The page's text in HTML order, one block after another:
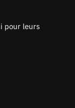
pour leurs